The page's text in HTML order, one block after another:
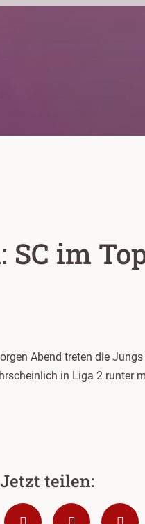
im
Abend treten die
in Liga 2 runter